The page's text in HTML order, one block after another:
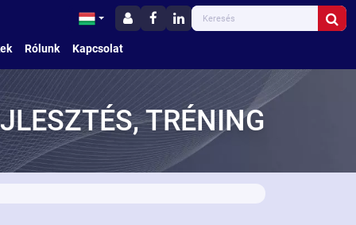
Rólunk Kapcsolat
TRÉNING